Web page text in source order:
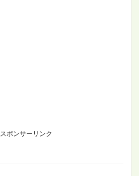
スポンサーリンク